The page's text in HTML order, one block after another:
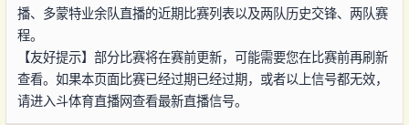
播、多蒙特业余队直播的近期比赛列表以及两队历史交锋、两队赛
程。
【友好提示】部分比赛将在赛前更新，可能需要您在比赛前再刷新
查看。如果本页面比赛已经过期已经过期，或者以上信号都无效，
请进入斗体育直播网查看最新直播信号。